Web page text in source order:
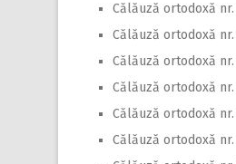
Călăuză ortodoxă nr.
Călăuză ortodoxă nr.
Călăuză ortodoxă nr.
Călăuză ortodoxă nr.
Călăuză ortodoxă nr.
Călăuză ortodoxă nr.